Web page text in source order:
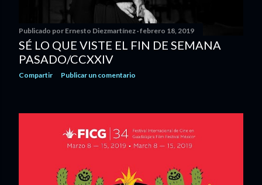
Publicado por Ernesto Diezmartínez febrero 18, 2019
SÉ LO QUE VISTE EL FIN DE SEMANA
PASADO/CCXXIV
Compartir Publicar un comentario